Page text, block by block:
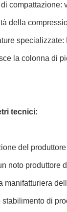
di compattazione:
della
specializzate:
la colonna di
tecnici:
del produttore
noto produttore
manifatturiera
stabilimento di